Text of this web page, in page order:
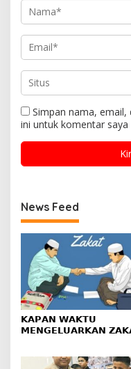
Simpan nama, email,
ini untuk komentar saya
News Feed
𝗞𝗔𝗣𝗔𝗡 𝗪𝗔𝗞𝗧𝗨
𝗠𝗘𝗡𝗚𝗘𝗟𝗨𝗔𝗥𝗞𝗔𝗡